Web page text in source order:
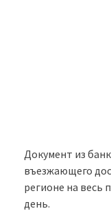
Документ из
въезжающего
регионе на весь
день.